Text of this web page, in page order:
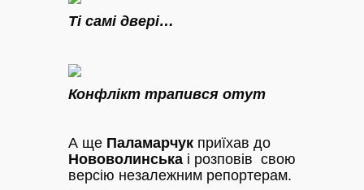
Ті самі двері…
Конфлікт трапився отут
А ще Паламарчук приїхав до
Нововолинська і розповів свою
версію незалежним репортерам.